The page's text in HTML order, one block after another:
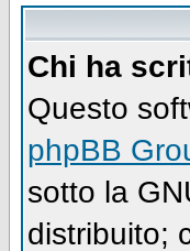
Chi ha
Questo
phpBB
sotto la
distribuito;